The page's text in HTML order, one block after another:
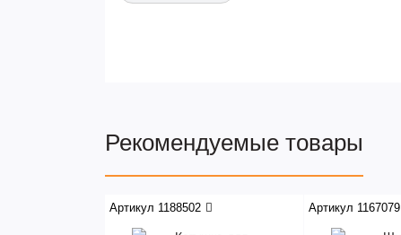
Рекомендуемые товары
Артикул 1188502 Артикул 1167079